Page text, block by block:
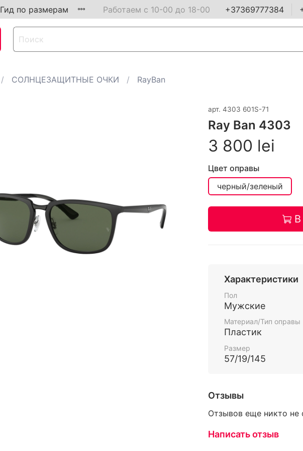
Гид по размерам Работаем с 10-00 до 18-00 +37369777384
СОЛНЦЕЗАЩИТНЫЕ ОЧКИ RayBan
арт. 4303 601S-71
Ray Ban 4303
3 800 lei
Цвет оправы
черный/зеленый
В
Характеристики
Пол
Мужские
Материал/Тип оправы
Пластик
Размер
57/19/145
Отзывы
Отзывов еще никто не
Написать отзыв